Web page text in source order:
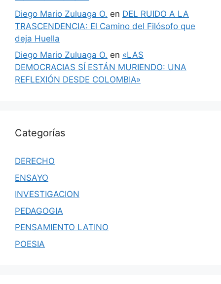
Diego Mario Zuluaga O. en DEL RUIDO A LA
TRASCENDENCIA: El Camino del Filósofo que
deja Huella
Diego Mario Zuluaga O. en «LAS
DEMOCRACIAS SÍ ESTÁN MURIENDO: UNA
REFLEXIÓN DESDE COLOMBIA»
Categorías
DERECHO
ENSAYO
INVESTIGACION
PEDAGOGIA
PENSAMIENTO LATINO
POESIA